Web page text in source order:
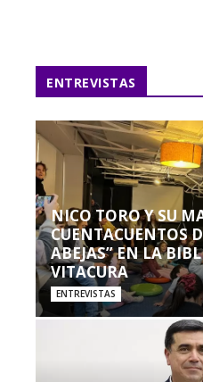
ENTREVISTAS
NICO TORO Y SU
CUENTACUENTOS
ABEJAS” EN LA
VITACURA
ENTREVISTAS